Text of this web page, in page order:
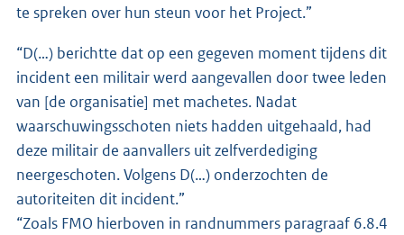
te spreken over hun steun voor het Project.”
“D(…) berichtte dat op een gegeven moment tijdens dit
incident een militair werd aangevallen door twee leden
van [de organisatie] met machetes. Nadat
waarschuwingsschoten niets hadden uitgehaald, had
deze militair de aanvallers uit zelfverdediging
neergeschoten. Volgens D(…) onderzochten de
autoriteiten dit incident.”
“Zoals FMO hierboven in randnummers paragraaf 6.8.4